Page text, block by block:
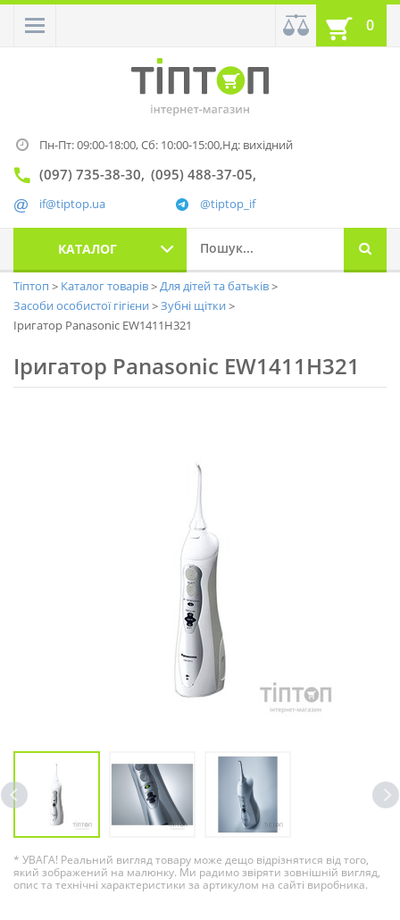
0
Пн-Пт: 09:00-18:00,Сб: 10:00-15:00,Нд: вихідний
(097) 735-38-30 (095) 488-37-05
@tiptop_if
if@tiptop.ua
КАТАЛОГ
Тіптоп Каталог товарів
Для дітей та батьків
Засоби особистої гігієни
Зубні щітки
Іригатор Panasonic EW1411H321
Іригатор Panasonic EW1411H321
* УВАГА! Реальний вигляд товару може дещо відрізнятися від того,
який зображений на малюнку. Ми радимо звіряти зовнішній вигляд,
опис та технічні характеристики за артикулом на сайті виробника.